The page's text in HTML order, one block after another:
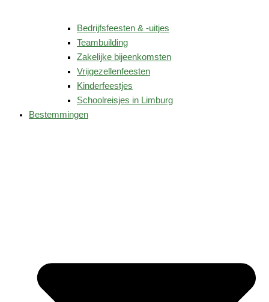
Bedrijfsfeesten & -uitjes
Teambuilding
Zakelijke bijeenkomsten
Vrijgezellenfeesten
Kinderfeestjes
Schoolreisjes in Limburg
Bestemmingen